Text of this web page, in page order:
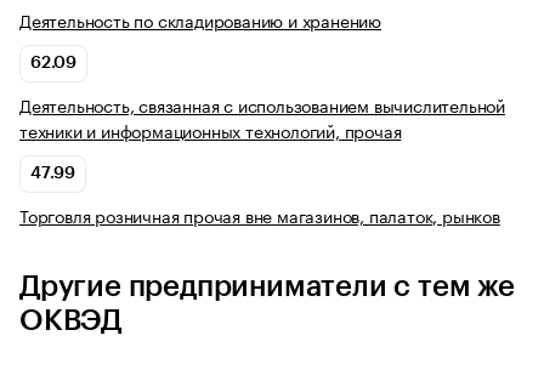
Деятельность по складированию и хранению
62.09
Деятельность, связанная с использованием вычислительной
техники и информационных технологий, прочая
47.99
Торговля розничная прочая вне магазинов, палаток, рынков
Другие предприниматели с тем же
ОКВЭД